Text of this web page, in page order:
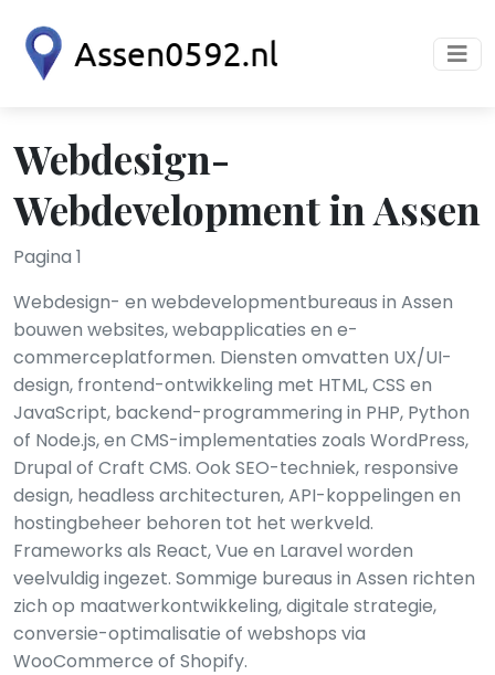
Webdesign-
Webdevelopment in Assen
Pagina 1
Webdesign- en webdevelopmentbureaus in Assen
bouwen websites, webapplicaties en e-
commerceplatformen. Diensten omvatten UX/UI-
design, frontend-ontwikkeling met HTML, CSS en
JavaScript, backend-programmering in PHP, Python
of Node.js, en CMS-implementaties zoals WordPress,
Drupal of Craft CMS. Ook SEO-techniek, responsive
design, headless architecturen, API-koppelingen en
hostingbeheer behoren tot het werkveld.
Frameworks als React, Vue en Laravel worden
veelvuldig ingezet. Sommige bureaus in Assen richten
zich op maatwerkontwikkeling, digitale strategie,
conversie-optimalisatie of webshops via
WooCommerce of Shopify.